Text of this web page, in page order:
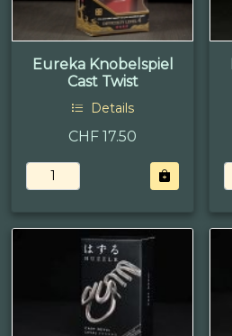
Eureka Knobelspiel
Cast Twist
Details
CHF 17.50